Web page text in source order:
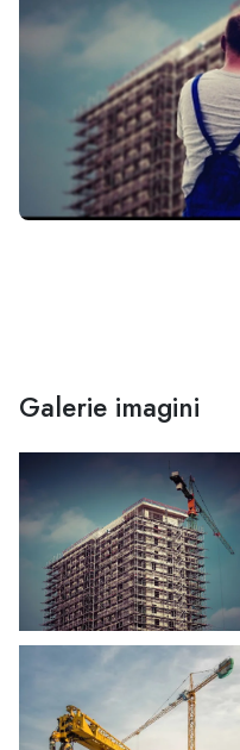
Galerie imagini